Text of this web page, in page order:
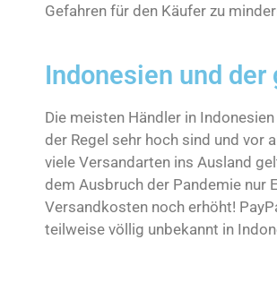
Gefahren für den Käufer zu
Indonesien und der
Die meisten Händler in
der Regel sehr hoch sind und vor
viele Versandarten ins Ausland
dem Ausbruch der Pandemie nur
Versandkosten noch erhöht!
teilweise völlig unbekannt in